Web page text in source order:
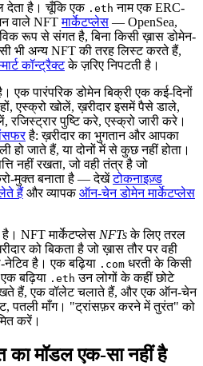
देता है। चूँकि एक .eth नाम एक ERC-
वाले NFTमार्केटप्लेस — OpenSea,
रूप से संगत है, बिना किसी ख़ास डोमेन-
भी अन्य NFT की तरह लिस्ट करते हैं,
कॉन्ट्रैक्टके ज़रिए निपटती है।
एक पारंपरिक डोमेन बिक्री एक कई-दिनों
एस्क्रो खोलें, ख़रीदार इसमें पैसे डाले,
पुष्टि करे, एस्क्रो जारी करे।
है: ख़रीदार का भुगतान और आपका
जाते हैं, या दोनों में से कुछ नहीं होता।
नहीं रखता, जो वही तंत्र है जो
मुक्त बनाता है — देखेंटोकनाइज़्ड
हैं और व्यापकऑन-चेन डोमेन मार्केटप्लेस
NFT मार्केटप्लेस NFTsके लिए तरल
को बिकता है जो ख़ास तौर पर वही
नेटिव है। एक बढ़िया .com धरती के किसी
बढ़िया .eth उन लोगों के कहीं छोटे
हैं, एक वॉलेट चलाते हैं, और एक ऑन-चेन
पतली माँग। "ट्रांसफ़र करने में तुरंत" को
करें।
का मॉडल एक-सा नहीं है